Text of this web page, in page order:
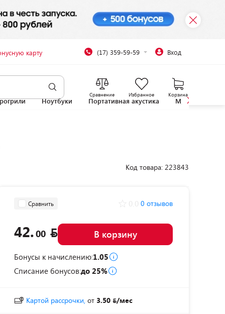
карту (17) 359-59-59 Вход
Сравнение Избранное Корзина
Ноутбуки Портативная акустика
Код товара: 223843
Сравнить 0 отзывов
42.00 В корзину
Бонусы к начислению:1.05
Списание бонусов:до 25%
Картой рассрочки, от 3.50 /мес